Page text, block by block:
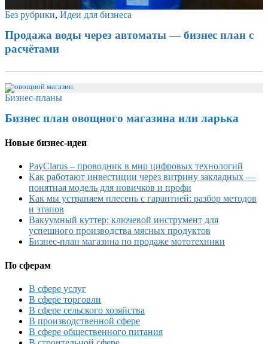
Без рубрики, Идеи для бизнеса
Продажа воды через автоматы — бизнес план с
расчётами
Бизнес-планы
Бизнес план овощного магазина или ларька
Новые бизнес-идеи
PayClarus – проводник в мир цифровых технологий
Как работают инвестиции через витрину закладных —
понятная модель для новичков и профи
Как мы устраняем плесень с гарантией: разбор методов
и этапов
Вакуумный куттер: ключевой инструмент для
успешного производства мясных продуктов
Бизнес-план магазина по продаже мототехники
По сферам
В сфере услуг
В сфере торговли
В сфере сельского хозяйства
В производственной сфере
В сфере общественного питания